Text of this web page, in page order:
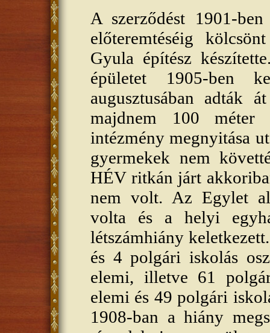
A szerződést 1901-
előteremtéséig
Gyula építész
épületet 1905-ben
augusztusában adták
majdnem 100 méter
intézmény megnyitása
gyermekek nem
HÉV ritkán járt
nem volt. Az Egylet
volta és a helyi
létszámhiány
és 4 polgári iskolás
elemi, illetve 61
elemi és 49 polgári
1908-ban a hiány